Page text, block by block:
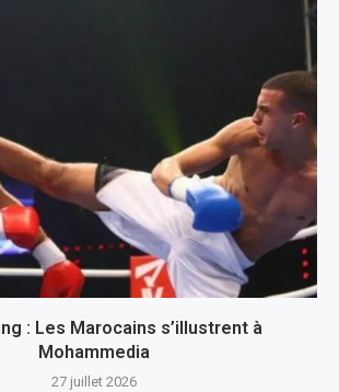
: Les Marocains s’illustrent à
Mohammedia
27 juillet 2026